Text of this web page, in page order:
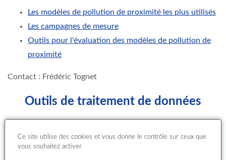
Les modèles de pollution de proximité les plus utilisés
Les campagnes de mesure
Outils pour l'évaluation des modèles de pollution de
proximité
Contact : Frédéric Tognet
Outils de traitement de données
années confrontées à d'autres problématiques qui
Ce site utilise des cookies et vous donne le contrôle sur ceux que
vous souhaitez activer